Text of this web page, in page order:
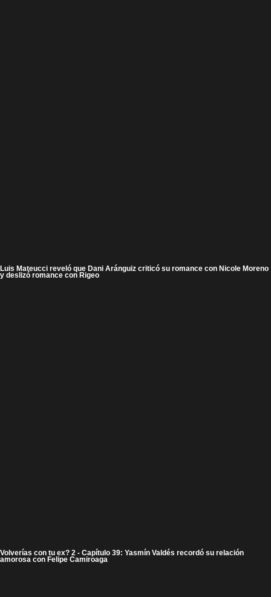
Luis Mateucci reveló que Dani Aránguiz criticó su romance con Nicole Moreno
y deslizó romance con Rigeo
Volverías con tu ex? 2 - Capítulo 39: Yasmín Valdés recordó su relación
amorosa con Felipe Camiroaga